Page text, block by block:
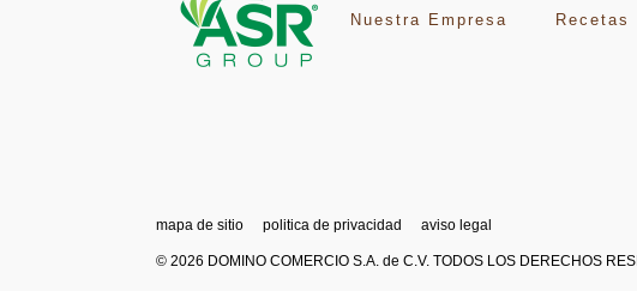
Nuestra Empresa Recetas
mapa de sitio politica de privacidad aviso legal
© 2026 DOMINO COMERCIO S.A. de C.V. TODOS LOS DERECHOS